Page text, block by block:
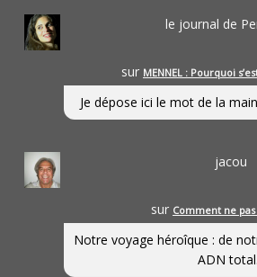
le journal de
sur MENNEL : Pourquoi
Je dépose ici le mot de la
jacou
sur Comment ne pas
Notre voyage héroîque : de
ADN